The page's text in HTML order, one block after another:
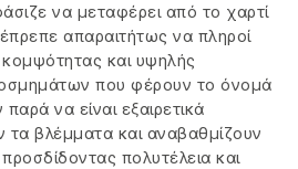
να μεταφέρει από το χαρτί
απαραιτήτως να πληροί
κομψότητας και υψηλής
που φέρουν το όνομά
να είναι εξαιρετικά
βλέμματα και αναβαθμίζουν
πολυτέλεια και